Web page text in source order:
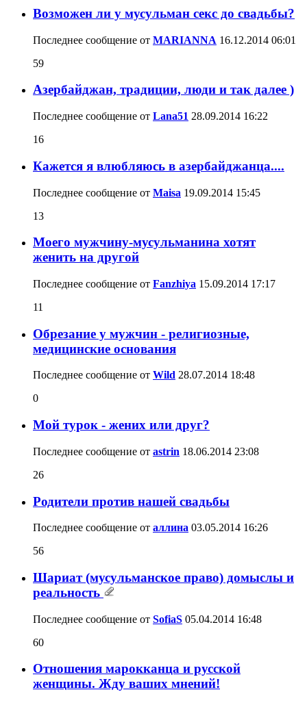
Возможен ли у мусульман секс до свадьбы?
Последнее сообщение от MARIANNA 16.12.2014 06:01
59
Азербайджан, традиции, люди и так далее )
Последнее сообщение от Lana51 28.09.2014 16:22
16
Кажется я влюбляюсь в азербайджанца....
Последнее сообщение от Maisa 19.09.2014 15:45
13
Моего мужчину-мусульманина хотят
женить на другой
Последнее сообщение от Fanzhiya 15.09.2014 17:17
11
Обрезание у мужчин - религиозные,
медицинские основания
Последнее сообщение от Wild 28.07.2014 18:48
0
Мой турок - жених или друг?
Последнее сообщение от astrin 18.06.2014 23:08
26
Родители против нашей свадьбы
Последнее сообщение от аллина 03.05.2014 16:26
56
Шариат (мусульманское право) домыслы и
реальность
Последнее сообщение от SofiaS 05.04.2014 16:48
60
Отношения марокканца и русской
женщины. Жду ваших мнений!